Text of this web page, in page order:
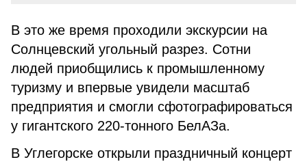
В это же время проходили экскурсии на
Солнцевский угольный разрез. Сотни
людей приобщились к промышленному
туризму и впервые увидели масштаб
предприятия и смогли сфотографироваться
у гигантского 220-тонного БелАЗа.
В Углегорске открыли праздничный концерт